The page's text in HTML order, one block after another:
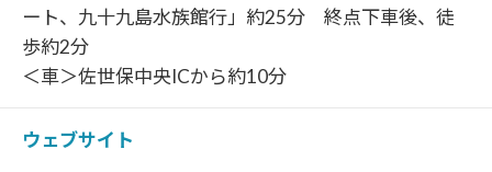
ート、九十九島水族館行」約25分 終点下車後、徒
歩約2分
＜車＞佐世保中央ICから約10分
ウェブサイト